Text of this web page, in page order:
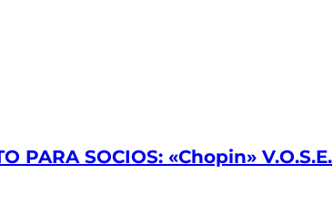
PARA SOCIOS: «Chopin» V.O.S.E.